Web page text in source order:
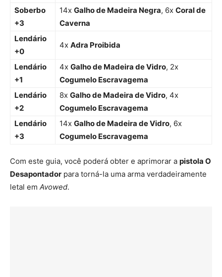
Soberbo
+3
14x Galho de Madeira Negra, 6x Coral de
Caverna
Lendário
+0
4x Adra Proibida
Lendário
+1
4x Galho de Madeira de Vidro, 2x
Cogumelo Escravagema
Lendário
+2
8x Galho de Madeira de Vidro, 4x
Cogumelo Escravagema
Lendário
+3
14x Galho de Madeira de Vidro, 6x
Cogumelo Escravagema
Com este guia, você poderá obter e aprimorar a pistola O
Desapontador para torná-la uma arma verdadeiramente
letal em Avowed.